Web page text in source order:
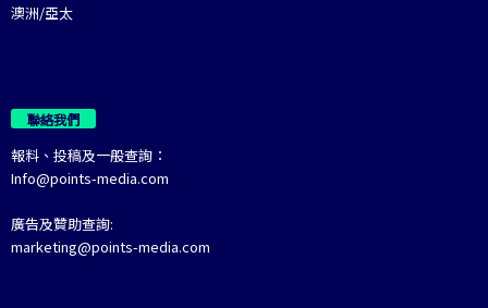
澳洲/亞太
聯絡我們
報料、投稿及一般查詢：
Info@points-media.com
廣告及贊助查詢:
marketing@points-media.com